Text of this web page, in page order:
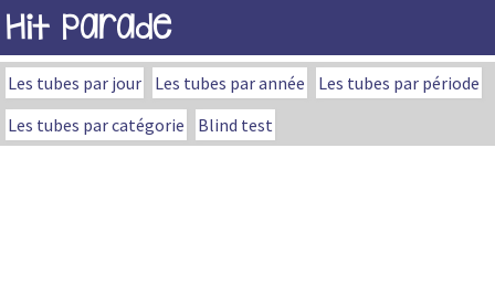
Hit Parade
Les tubes par jour Les tubes par année
Les tubes par période
Les tubes par catégorie
Blind test